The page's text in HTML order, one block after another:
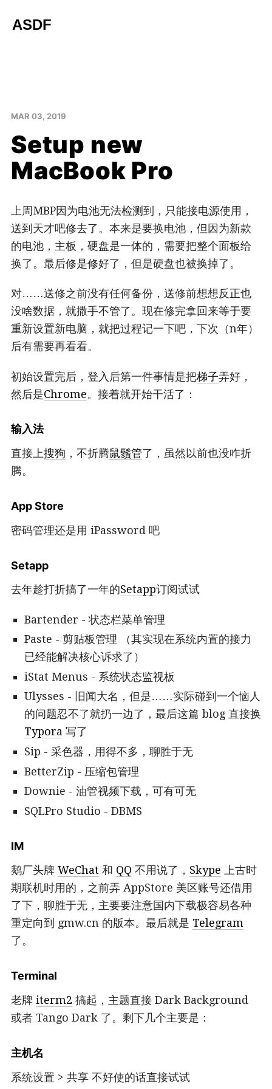
ASDF
MAR 03, 2019
Setup new
MacBook Pro
上周MBP因为电池无法检测到，只能接电源使用，
送到天才吧修去了。本来是要换电池，但因为新款
的电池，主板，硬盘是一体的，需要把整个面板给
换了。最后修是修好了，但是硬盘也被换掉了。
对……送修之前没有任何备份，送修前想想反正也
没啥数据，就撒手不管了。现在修完拿回来等于要
重新设置新电脑，就把过程记一下吧，下次（n年）
后有需要再看看。
初始设置完后，登入后第一件事情是把梯子弄好，
然后是Chrome。接着就开始干活了：
输入法
直接上搜狗 ，不折腾鼠鬚管了，虽然以前也没咋折
腾。
App Store
密码管理还是用 iPassword 吧
Setapp
去年趁打折搞了一年的Setapp订阅试试
Bartender - 状态栏菜单管理
Paste - 剪贴板管理 （其实现在系统内置的接力
已经能解决核心诉求了）
iStat Menus - 系统状态监视板
Ulysses - 旧闻大名，但是……实际碰到一个恼人
的问题忍不了就扔一边了，最后这篇 blog 直接换
Typora 写了
Sip - 采色器，用得不多，聊胜于无
BetterZip - 压缩包管理
Downie - 油管视频下载，可有可无
SQLPro Studio - DBMS
IM
鹅厂头牌 WeChat 和 QQ 不用说了， Skype 上古时
期联机时用的，之前弄 AppStore 美区账号还借用
了下，聊胜于无，主要要注意国内下载极容易各种
重定向到 gmw.cn 的版本。最后就是 Telegram
了。
Terminal
老牌 iterm2 搞起，主题直接 Dark Background
或者 Tango Dark 了。剩下几个主要是：
主机名
系统设置 > 共享 不好使的话直接试试